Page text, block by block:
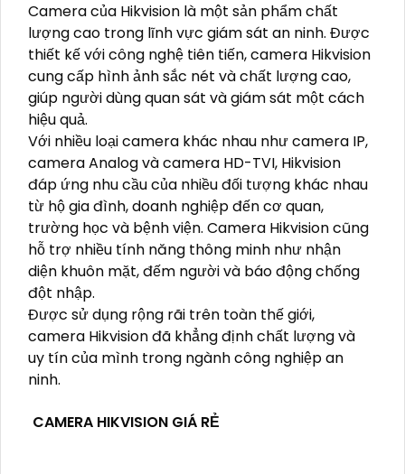
Camera của Hikvision là một sản phẩm chất
lượng cao trong lĩnh vực giám sát an ninh. Được
thiết kế với công nghệ tiên tiến, camera Hikvision
cung cấp hình ảnh sắc nét và chất lượng cao,
giúp người dùng quan sát và giám sát một cách
hiệu quả.
Với nhiều loại camera khác nhau như camera IP,
camera Analog và camera HD-TVI, Hikvision
đáp ứng nhu cầu của nhiều đối tượng khác nhau
từ hộ gia đình, doanh nghiệp đến cơ quan,
trường học và bệnh viện. Camera Hikvision cũng
hỗ trợ nhiều tính năng thông minh như nhận
diện khuôn mặt, đếm người và báo động chống
đột nhập.
Được sử dụng rộng rãi trên toàn thế giới,
camera Hikvision đã khẳng định chất lượng và
uy tín của mình trong ngành công nghiệp an
ninh.
CAMERA HIKVISION GIÁ RẺ